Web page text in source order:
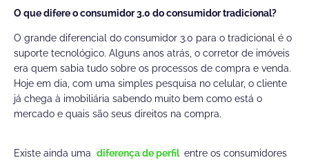
O que difere o consumidor 3.0 do consumidor tradicional?
O grande diferencial do consumidor 3.0 para o tradicional é o
suporte tecnológico. Alguns anos atrás, o corretor de imóveis
era quem sabia tudo sobre os processos de compra e venda.
Hoje em dia, com uma simples pesquisa no celular, o cliente
já chega à imobiliária sabendo muito bem como está o
mercado e quais são seus direitos na compra.
Existe ainda uma diferença de perfil entre os consumidores